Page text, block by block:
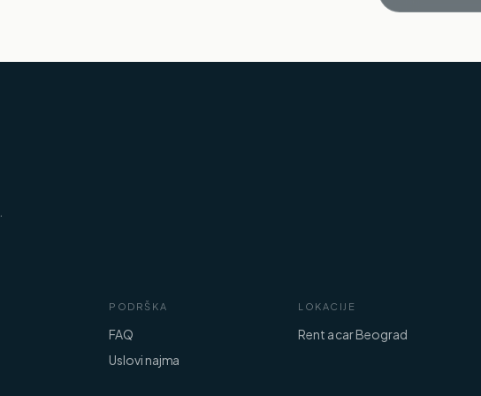
PODRŠKA
FAQ
Uslovi najma
LOKACIJE
Rent a car Beograd